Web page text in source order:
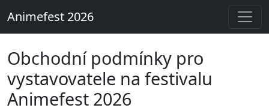
Animefest 2026
Obchodní podmínky pro
vystavovatele na festivalu
Animefest 2026